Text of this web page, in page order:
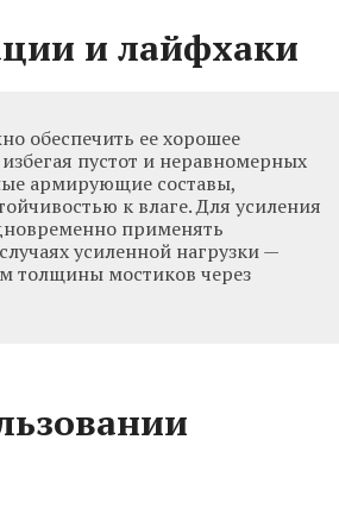
и лайфхаки
обеспечить ее хорошее
пустот и неравномерных
армирующие составы,
к влаге. Для усиления
применять
усиленной нагрузки —
толщины мостиков через